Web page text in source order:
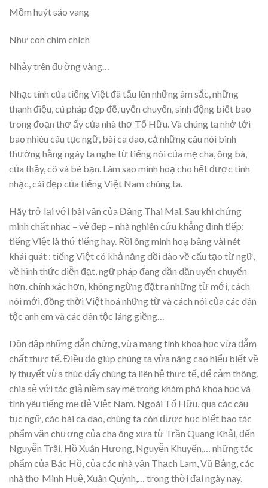
Mồm huýt sáo vang
Như con chim chích
Nhảy trên đường vàng…
Nhạc tính của tiếng Việt đã tấu lên những âm sắc, những
thanh điệu, cú pháp đẹp đẽ, uyển chuyển, sinh động biết bao
trong đoạn thơ ấy của nhà thơ Tố Hữu. Và chúng ta nhớ tới
bao nhiêu câu tục ngữ, bài ca dao, cả những câu nói bình
thường hằng ngày ta nghe từ tiếng nói của mẹ cha, ông bà,
của thầy, cô và bè bạn. Làm sao minh hoạ cho hết được tính
nhạc, cái đẹp của tiếng Việt Nam chúng ta.
Hãy trở lại với bài văn của Đặng Thai Mai. Sau khi chứng
minh chất nhạc – vẻ đẹp – nhà nghiên cứu khẳng định tiếp:
tiếng Việt là thứ tiếng hay. Rồi ông minh hoạ bằng vài nét
khái quát : tiếng Việt có khả năng dồi dào về cấu tạo từ ngữ,
về hình thức diễn đạt, ngữ pháp đang dần dần uyển chuyển
hơn, chính xác hơn, không ngừng đặt ra những từ mới, cách
nói mới, đồng thời Việt hoá những từ và cách nói của các dân
tộc anh em và các dân tộc láng giềng…
Dồn dập những dẫn chứng, vừa mang tính khoa học vừa đẫm
chất thực tế. Điều đó giúp chúng ta vừa nâng cao hiểu biết về
lý thuyết vừa thúc đẩy chúng ta liên hệ thực tế, để cảm thông,
chia sẻ với tác giả niềm say mê trong khám phá khoa học và
tình yêu tiếng mẹ đẻ Việt Nam. Ngoài Tố Hữu, qua các câu
tục ngữ, các bài ca dao, chúng ta còn được học biết bao tác
phẩm văn chương của cha ông xưa từ Trần Quang Khải, đến
Nguyễn Trãi, Hồ Xuân Hương, Nguyễn Khuyến,… những tác
phẩm của Bác Hồ, của các nhà văn Thạch Lam, Vũ Bằng, các
nhà thơ Minh Huệ, Xuân Quỳnh,… trong thời đại ngày nay.